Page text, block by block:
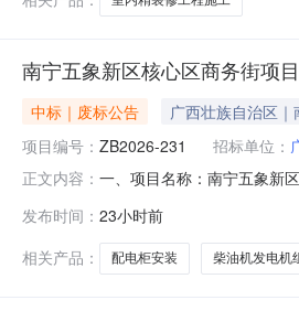
南宁五象新区核心区商务街项
中标｜废标公告 广西壮族自治区
项目编号： ZB2026-231 招标单位：
正文内容： 一、项目名称：南宁五象新
（http://
发布时间： 23小时前
相关产品：
配电柜安装 柴油机发电机